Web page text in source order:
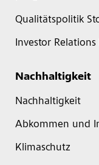
Qualitätspolitik
Investor Relations
Nachhaltigkeit
Nachhaltigkeit
Abkommen und
Klimaschutz